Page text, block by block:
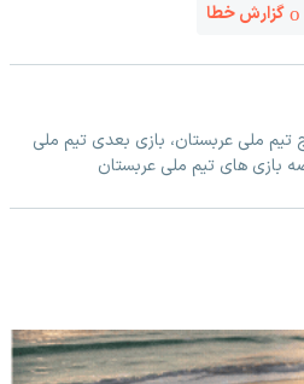
گزارش خطا
تیم ملی عربستان، بازی بعدی تیم ملی
بازی های تیم ملی عربستان